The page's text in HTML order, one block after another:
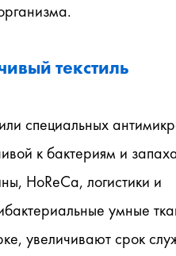
текстиль
специальных
к бактериям и
HoReCa, логистики и
умные
увеличивают срок